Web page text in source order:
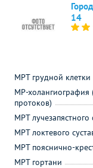
14
МРТ грудной клетки
МР-
протоков)
МРТ лучезапястного
МРТ локтевого
МРТ пояснично-
МРТ гортани